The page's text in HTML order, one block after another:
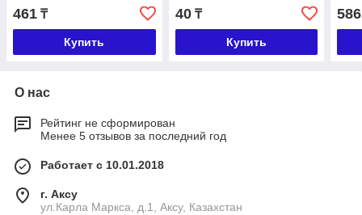
461 ₸
Купить
40₸
Купить
586
О нас
Рейтинг не сформирован
Менее 5 отзывов за последний год
Работает с 10.01.2018
г. Аксу
ул.Карла Маркса, д.1, Аксу, Казахстан